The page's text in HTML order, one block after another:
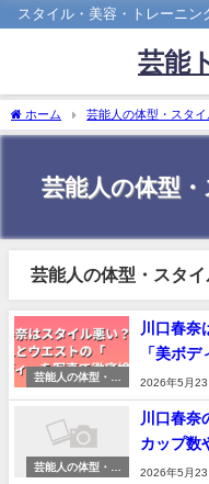
スタイル・美容・トレーニ
芸能
ホーム 芸能人の体型・スタ
芸能人の体型
芸能人の体型・スタ
芸能人の体型・ス
川口春奈
「美ボデ
2026年5月23
芸能人の体型・ス
川口春奈
カップ数
2026年5月23